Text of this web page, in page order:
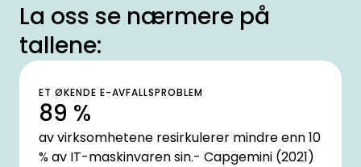
La oss se nærmere på
tallene:
ET ØKENDE E-AVFALLSPROBLEM
89 %
av virksomhetene resirkulerer mindre enn 10
% av IT-maskinvaren sin.- Capgemini (2021)